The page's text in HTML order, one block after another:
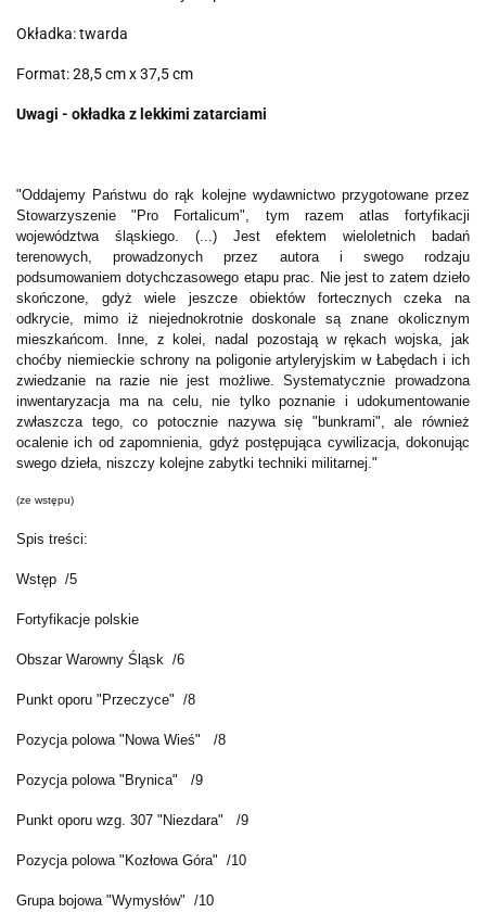
Okładka: twarda
Format: 28,5 cm x 37,5 cm
Uwagi - okładka z lekkimi zatarciami
"Oddajemy Państwu do rąk kolejne wydawnictwo przygotowane przez
Stowarzyszenie "Pro Fortalicum", tym razem atlas fortyfikacji
województwa śląskiego. (...) Jest efektem wieloletnich badań
terenowych, prowadzonych przez autora i swego rodzaju
podsumowaniem dotychczasowego etapu prac. Nie jest to zatem dzieło
skończone, gdyż wiele jeszcze obiektów fortecznych czeka na
odkrycie, mimo iż niejednokrotnie doskonale są znane okolicznym
mieszkańcom. Inne, z kolei, nadal pozostają w rękach wojska, jak
choćby niemieckie schrony na poligonie artyleryjskim w Łabędach i ich
zwiedzanie na razie nie jest możliwe. Systematycznie prowadzona
inwentaryzacja ma na celu, nie tylko poznanie i udokumentowanie
zwłaszcza tego, co potocznie nazywa się "bunkrami", ale również
ocalenie ich od zapomnienia, gdyż postępująca cywilizacja, dokonując
swego dzieła, niszczy kolejne zabytki techniki militarnej."
(ze wstępu)
Spis treści:
Wstęp /5
Fortyfikacje polskie
Obszar Warowny Śląsk /6
Punkt oporu "Przeczyce" /8
Pozycja polowa "Nowa Wieś" /8
Pozycja polowa "Brynica" /9
Punkt oporu wzg. 307 "Niezdara" /9
Pozycja polowa "Kozłowa Góra" /10
Grupa bojowa "Wymysłów" /10